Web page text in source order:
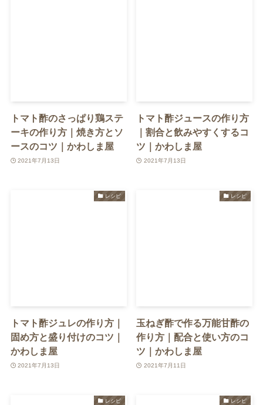
トマト酢のさっぱり鶏ステ
ーキの作り方｜焼き方とソ
ースのコツ｜かわしま屋
2021年7月13日
トマト酢ジュースの作り方
｜割合と飲みやすくするコ
ツ｜かわしま屋
2021年7月13日
レシピ
トマト酢ジュレの作り方｜
固め方と盛り付けのコツ｜
かわしま屋
2021年7月13日
レシピ
玉ねぎ酢で作る万能甘酢の
作り方｜配合と使い方のコ
ツ｜かわしま屋
2021年7月11日
レシピ レシピ